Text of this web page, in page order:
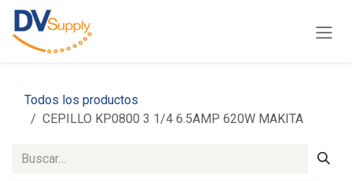
Ir al contenido
Todos los productos
CEPILLO KP0800 3 1/4 6.5AMP 620W MAKITA